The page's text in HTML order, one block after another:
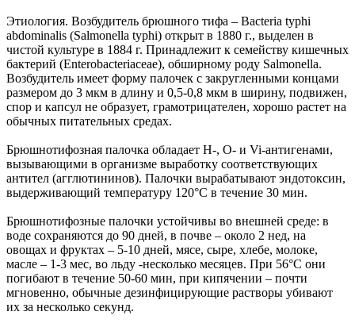
Этиология. Возбудитель брюшного тифа – Bacteria typhi
abdominalis (Salmonella typhi) открыт в 1880 г., выделен в
чистой культуре в 1884 г. Принадлежит к семейству кишечных
бактерий (Enterobacteriaceae), обширному роду Salmonella.
Возбудитель имеет форму палочек с закругленными концами
размером до 3 мкм в длину и 0,5-0,8 мкм в ширину, подвижен,
спор и капсул не образует, грамотрицателен, хорошо растет на
обычных питательных средах.
Брюшнотифозная палочка обладает Н-, О- и Vi-антигенами,
вызывающими в организме выработку соответствующих
антител (агглютининов). Палочки вырабатывают эндотоксин,
выдерживающий температуру 120°С в течение 30 мин.
Брюшнотифозные палочки устойчивы во внешней среде: в
воде сохраняются до 90 дней, в почве – около 2 нед, на
овощах и фруктах – 5-10 дней, мясе, сыре, хлебе, молоке,
масле – 1-3 мес, во льду -несколько месяцев. При 56°С они
погибают в течение 50-60 мин, при кипячении – почти
мгновенно, обычные дезинфицирующие растворы убивают
их за несколько секунд.